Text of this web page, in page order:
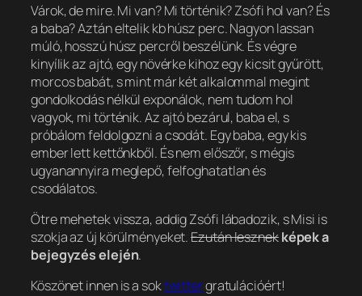
Várok, de mire. Mi van? Mi történik? Zsófi hol van? És
a baba? Aztán eltelik kb húsz perc. Nagyon lassan
múló, hosszú húsz percről beszélünk. És végre
kinyílik az ajtó, egy növérke kihoz egy kicsit gyűrött,
morcos babát, s mint már két alkalommal megint
gondolkodás nélkül exponálok, nem tudom hol
vagyok, mi történik. Az ajtó bezárul, baba el, s
próbálom feldolgozni a csodát. Egy baba, egy kis
ember lett kettőnkből. És nem előszőr, s mégis
ugyanannyira meglepő, felfoghatatlan és
csodálatos.
Ötre mehetek vissza, addig Zsófi lábadozik, s Misi is
szokja az új körülményeket.Ezután lesznekképek a
bejegyzés elején.
Köszönet innen is a soktwittergratulációért!